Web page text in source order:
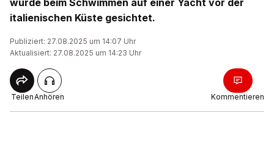
wurde beim Schwimmen auf einer Yacht vor der
italienischen Küste gesichtet.
Publiziert: 27.08.2025 um 14:07 Uhr
Aktualisiert: 27.08.2025 um 14:23 Uhr
TeilenAnhören Kommentieren